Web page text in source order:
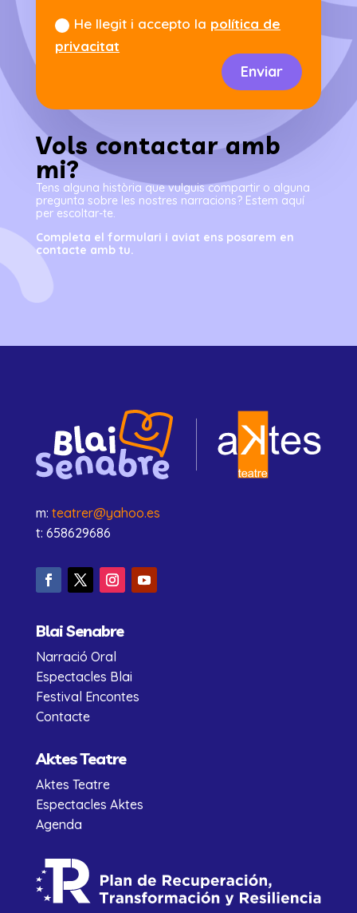
He llegit i accepto la política de
privacitat
Enviar
Vols contactar amb
mi?
Tens alguna història que vulguis compartir o alguna
pregunta sobre les nostres narracions? Estem aquí
per escoltar-te.
Completa el formulari i aviat ens posarem en
contacte amb tu.
m: teatrer@yahoo.es
t: 658629686
Blai Senabre
Narració Oral
Espectacles Blai
Festival Encontes
Contacte
Aktes Teatre
Aktes Teatre
Espectacles Aktes
Agenda